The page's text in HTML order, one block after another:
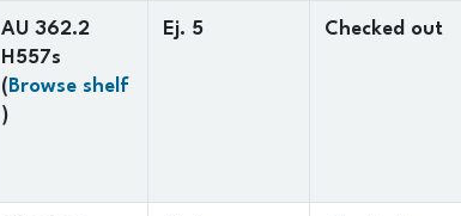
AU 362.2
H557s
( Browse shelf
(Opens below)
)
Ej. 5 Checked out